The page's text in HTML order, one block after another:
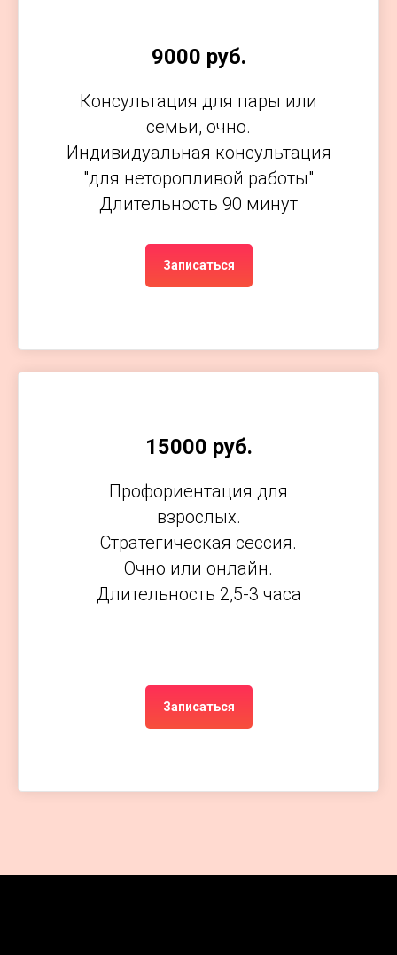
9000 руб.
Консультация для пары или
семьи, очно.
Индивидуальная консультация
"для неторопливой работы"
Длительность 90 минут
Записаться
15000 руб.
Профориентация для
взрослых.
Стратегическая сессия.
Очно или онлайн.
Длительность 2,5-3 часа
Записаться